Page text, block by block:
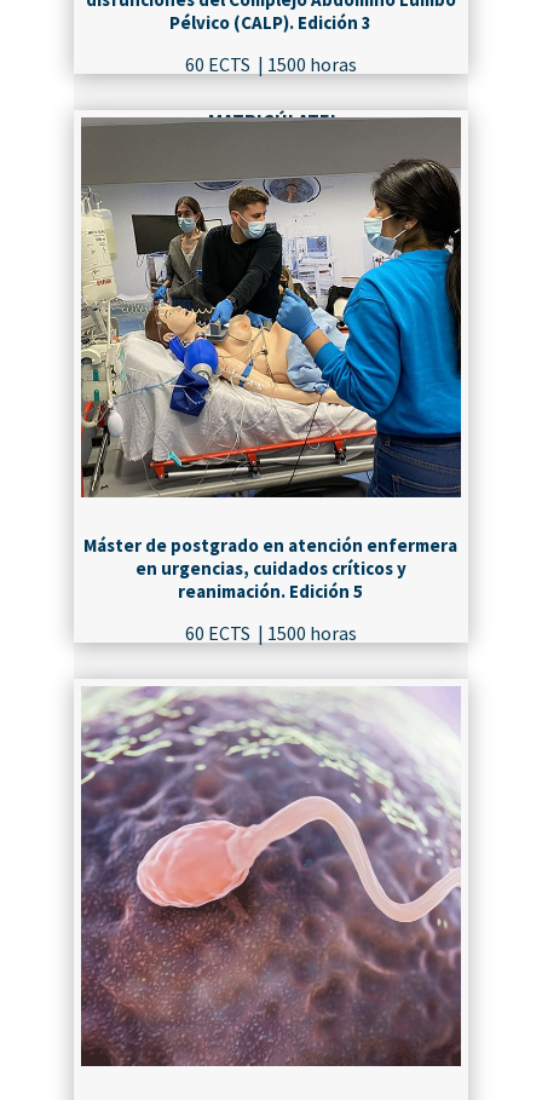
Pélvico (CALP). Edición 3
60 ECTS | 1500 horas
¡MATRICÚLATE!
Máster de postgrado en atención enfermera
en urgencias, cuidados críticos y
reanimación. Edición 5
60 ECTS | 1500 horas
¡MATRICÚLATE!